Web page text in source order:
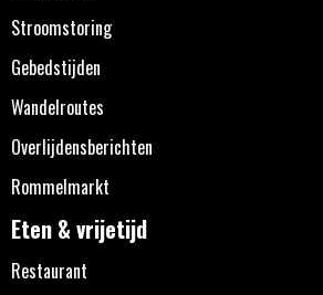
Stroomstoring
Gebedstijden
Wandelroutes
Overlijdensberichten
Rommelmarkt
Eten & vrijetijd
Restaurant